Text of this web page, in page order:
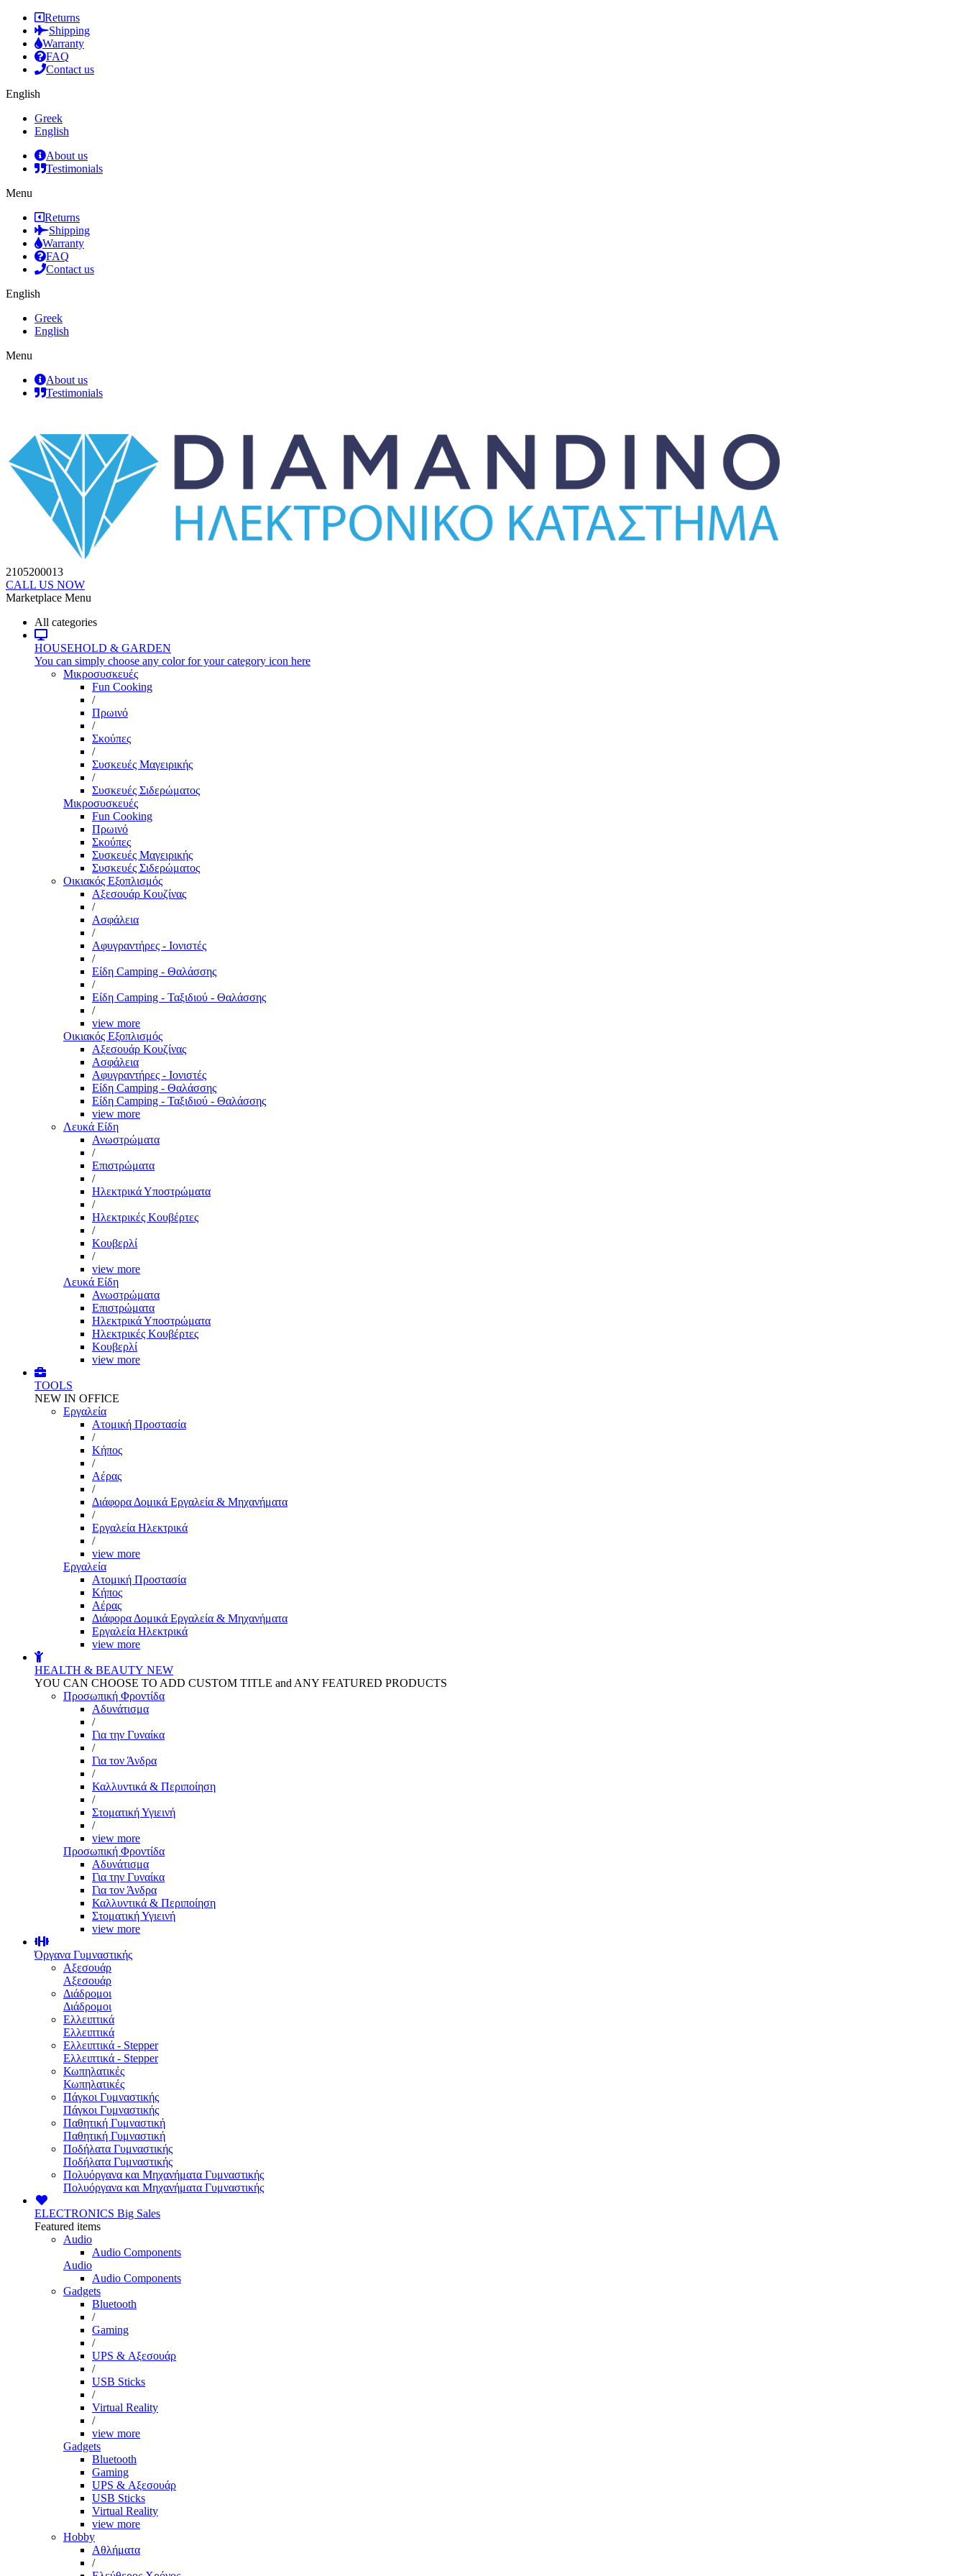
Returns
Shipping
Warranty
FAQ
Contact us
English
Greek
English
About us
Testimonials
Menu
Returns
Shipping
Warranty
FAQ
Contact us
English
Greek
English
Menu
About us
Testimonials
2105200013
CALL US NOW
Marketplace Menu
All categories
HOUSEHOLD & GARDEN
You can simply choose any color for your category icon here
Μικροσυσκευές
Fun Cooking
/
Πρωινό
/
Σκούπες
/
Συσκευές Μαγειρικής
/
Συσκευές Σιδερώματος
Μικροσυσκευές
Fun Cooking
Πρωινό
Σκούπες
Συσκευές Μαγειρικής
Συσκευές Σιδερώματος
Οικιακός Εξοπλισμός
Αξεσουάρ Κουζίνας
/
Ασφάλεια
/
Αφυγραντήρες - Ιονιστές
/
Είδη Camping - Θαλάσσης
/
Είδη Camping - Ταξιδιού - Θαλάσσης
/
view more
Οικιακός Εξοπλισμός
Αξεσουάρ Κουζίνας
Ασφάλεια
Αφυγραντήρες - Ιονιστές
Είδη Camping - Θαλάσσης
Είδη Camping - Ταξιδιού - Θαλάσσης
view more
Λευκά Είδη
Ανωστρώματα
/
Επιστρώματα
/
Ηλεκτρικά Υποστρώματα
/
Ηλεκτρικές Κουβέρτες
/
Κουβερλί
/
view more
Λευκά Είδη
Ανωστρώματα
Επιστρώματα
Ηλεκτρικά Υποστρώματα
Ηλεκτρικές Κουβέρτες
Κουβερλί
view more
TOOLS
NEW IN OFFICE
Εργαλεία
Aτομική Προστασία
/
Kήπος
/
Αέρας
/
Διάφορα Δομικά Εργαλεία & Μηχανήματα
/
Εργαλεία Ηλεκτρικά
/
view more
Εργαλεία
Aτομική Προστασία
Kήπος
Αέρας
Διάφορα Δομικά Εργαλεία & Μηχανήματα
Εργαλεία Ηλεκτρικά
view more
HEALTH & BEAUTY NEW
YOU CAN CHOOSE TO ADD CUSTOM TITLE and ANY FEATURED PRODUCTS
Προσωπική Φροντίδα
Αδυνάτισμα
/
Για την Γυναίκα
/
Για τον Άνδρα
/
Καλλυντικά & Περιποίηση
/
Στοματική Υγιεινή
/
view more
Προσωπική Φροντίδα
Αδυνάτισμα
Για την Γυναίκα
Για τον Άνδρα
Καλλυντικά & Περιποίηση
Στοματική Υγιεινή
view more
Όργανα Γυμναστικής
Αξεσουάρ
Αξεσουάρ
Διάδρομοι
Διάδρομοι
Ελλειπτικά
Ελλειπτικά
Ελλειπτικά - Stepper
Ελλειπτικά - Stepper
Κωπηλατικές
Κωπηλατικές
Πάγκοι Γυμναστικής
Πάγκοι Γυμναστικής
Παθητική Γυμναστική
Παθητική Γυμναστική
Ποδήλατα Γυμναστικής
Ποδήλατα Γυμναστικής
Πολυόργανα και Μηχανήματα Γυμναστικής
Πολυόργανα και Μηχανήματα Γυμναστικής
ELECTRONICS Big Sales
Featured items
Audio
Audio Components
Audio
Audio Components
Gadgets
Bluetooth
/
Gaming
/
UPS & Αξεσουάρ
/
USB Sticks
/
Virtual Reality
/
view more
Gadgets
Bluetooth
Gaming
UPS & Αξεσουάρ
USB Sticks
Virtual Reality
view more
Hobby
Αθλήματα
/